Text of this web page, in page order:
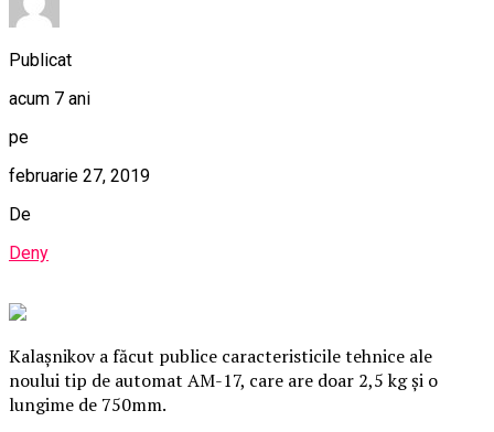
Publicat
acum 7 ani
pe
februarie 27, 2019
De
Deny
Kalașnikov a făcut publice caracteristicile tehnice ale
noului tip de automat AM-17, care are doar 2,5 kg și o
lungime de 750mm.